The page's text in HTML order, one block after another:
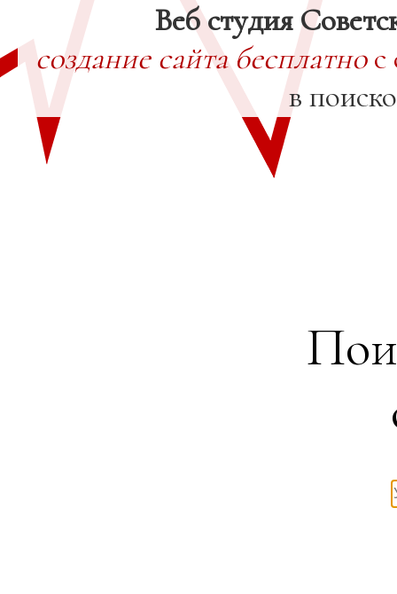
Веб студия
создание сайта бесплатнос
в